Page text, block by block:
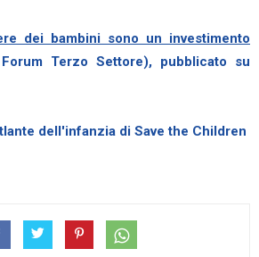
dei bambini sono un investimento
Terzo Settore), pubblicato su
dell'infanzia di Save the Children